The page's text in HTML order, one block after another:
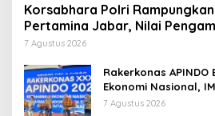
Korsabhara Polri
Pertamina Jabar, Nilai
Persen
7 Agustus 2026
Rakerkonas
Ekonomi Nasional,
Pentingnya
7 Agustus 2026